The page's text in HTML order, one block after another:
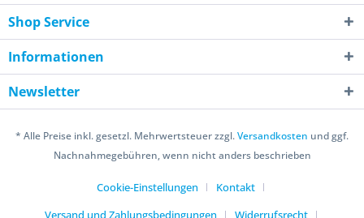
Shop Service
Informationen
Newsletter
* Alle Preise inkl. gesetzl. Mehrwertsteuer zzgl.Versandkosten und ggf.
Nachnahmegebühren, wenn nicht anders beschrieben
Cookie-Einstellungen
Kontakt
Versand und Zahlungsbedingungen
Widerrufsrecht